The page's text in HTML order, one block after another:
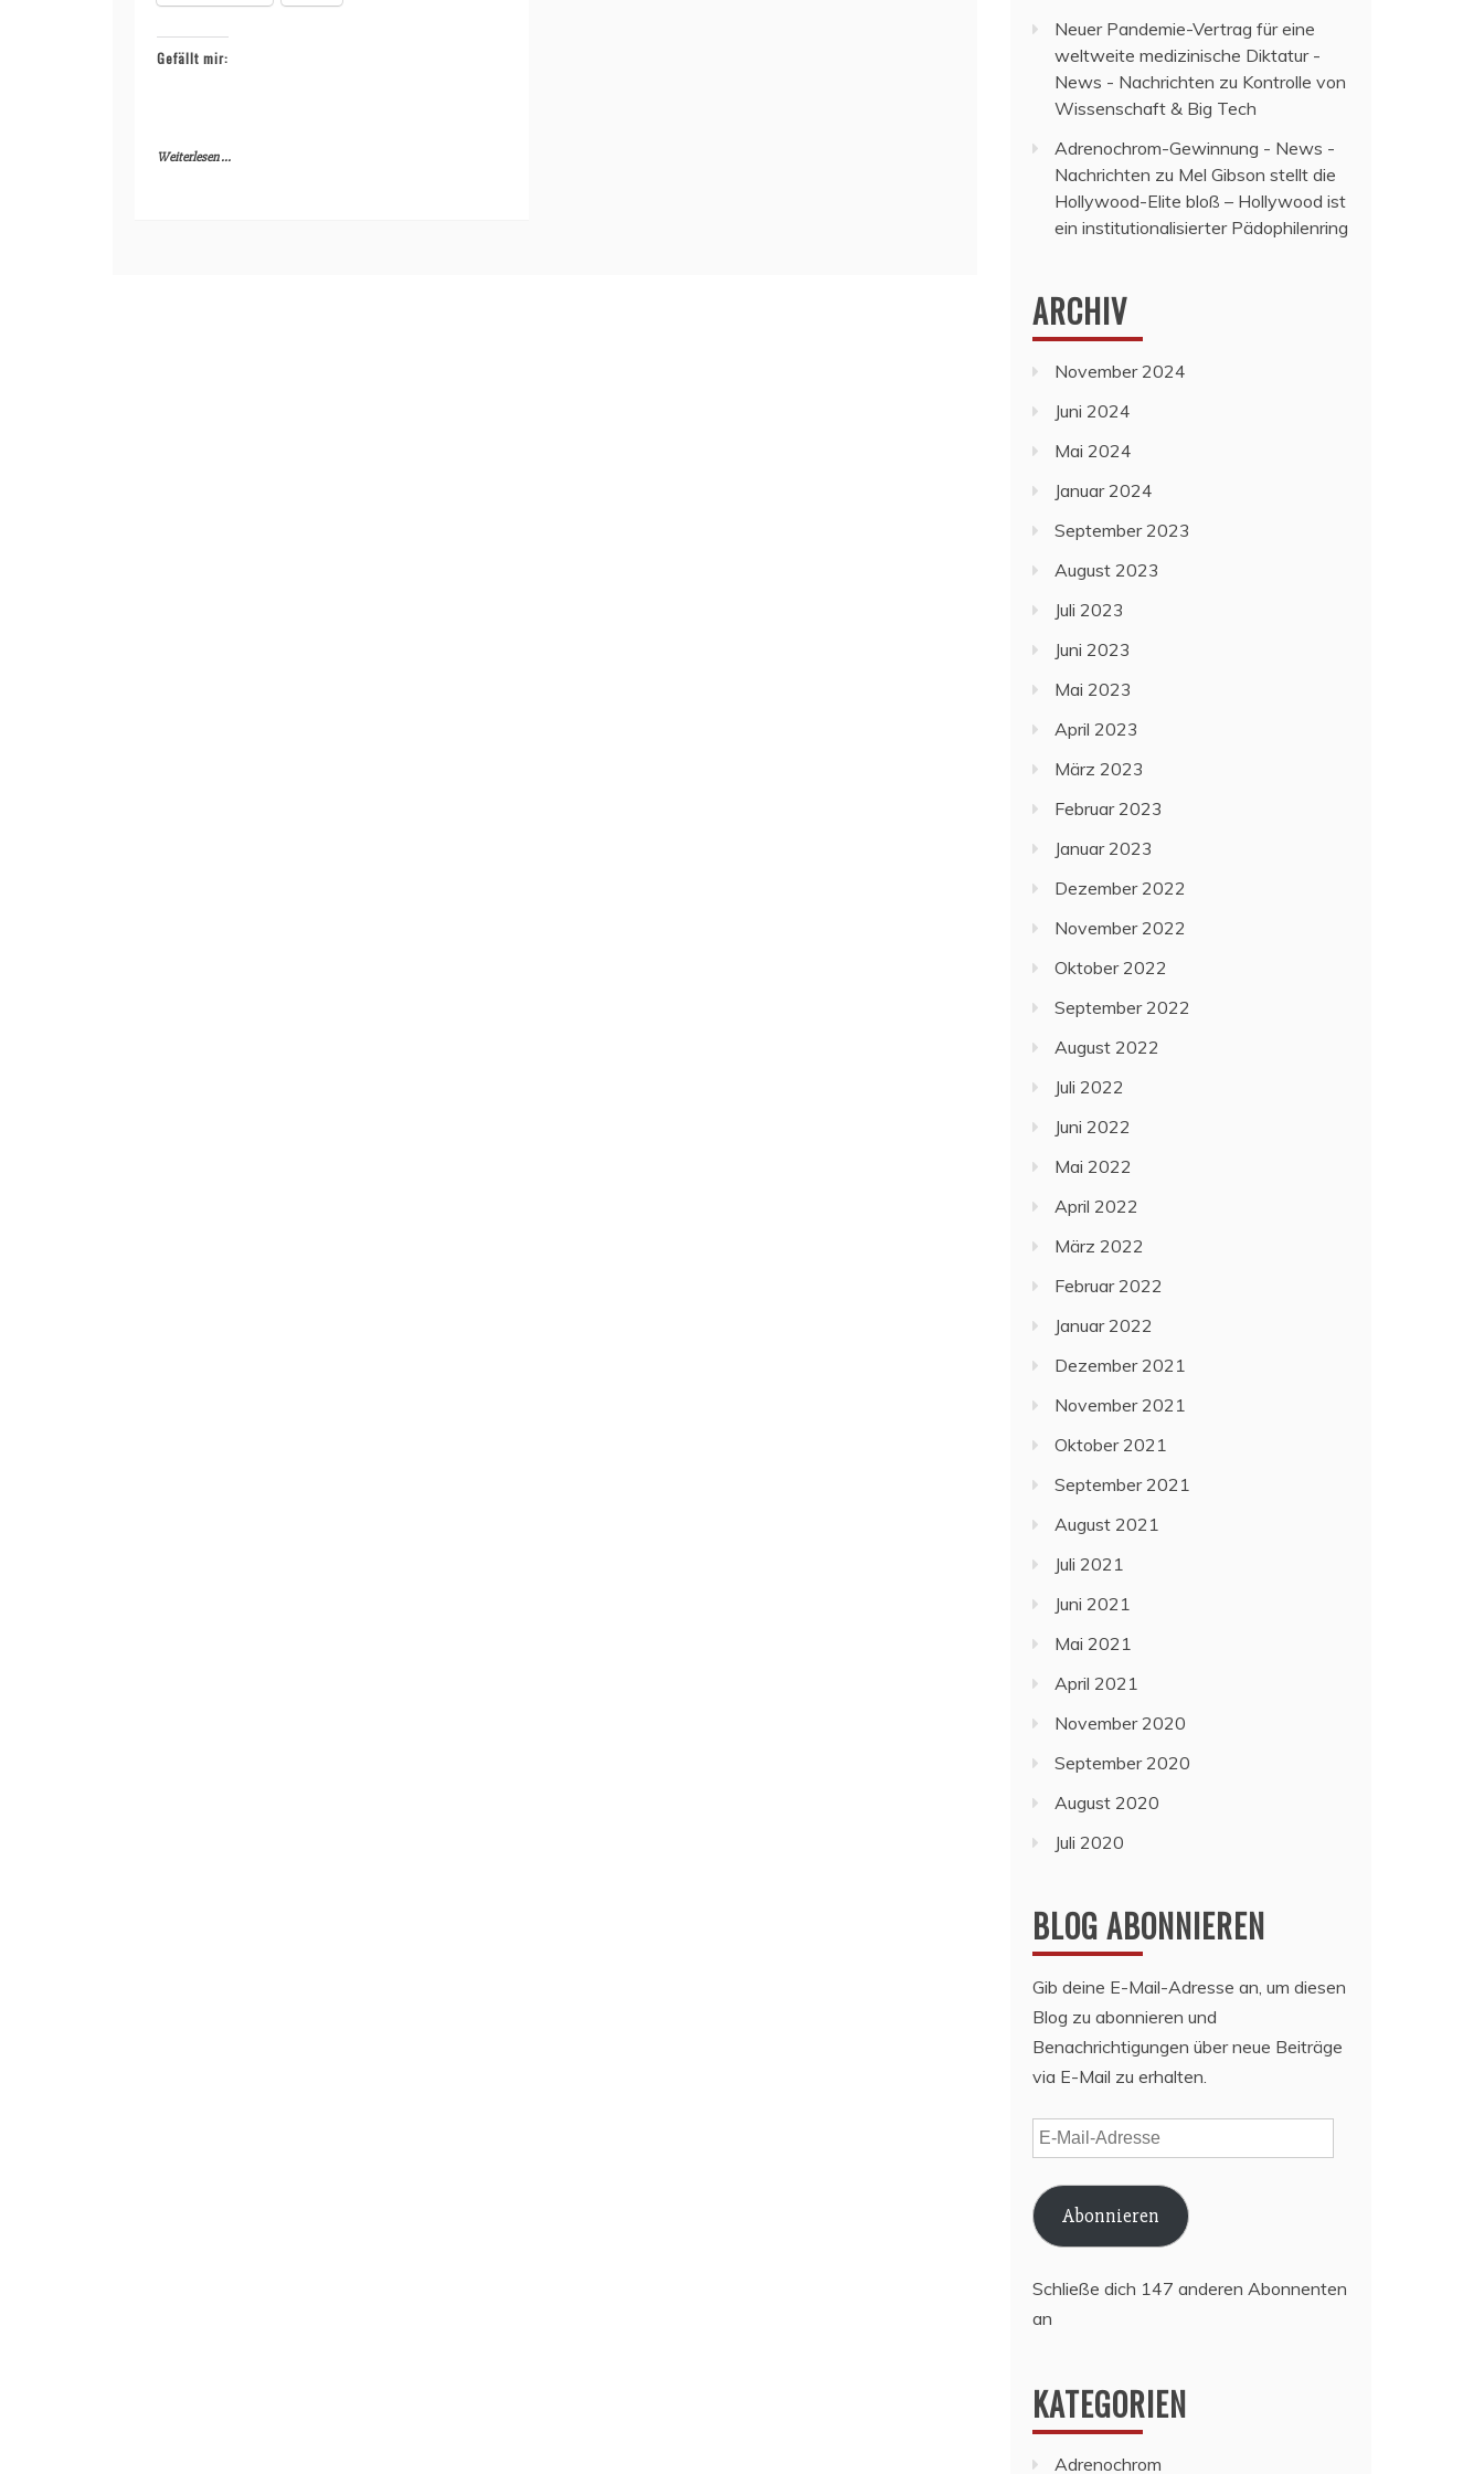
Gefällt mir:
Weiterlesen ...
Neuer Pandemie-Vertrag für eine
weltweite medizinische Diktatur -
News - Nachrichten zu Kontrolle von
Wissenschaft & Big Tech
Adrenochrom-Gewinnung - News -
Nachrichten zu Mel Gibson stellt die
Hollywood-Elite bloß – Hollywood ist
ein institutionalisierter Pädophilenring
ARCHIV
November 2024
Juni 2024
Mai 2024
Januar 2024
September 2023
August 2023
Juli 2023
Juni 2023
Mai 2023
April 2023
März 2023
Februar 2023
Januar 2023
Dezember 2022
November 2022
Oktober 2022
September 2022
August 2022
Juli 2022
Juni 2022
Mai 2022
April 2022
März 2022
Februar 2022
Januar 2022
Dezember 2021
November 2021
Oktober 2021
September 2021
August 2021
Juli 2021
Juni 2021
Mai 2021
April 2021
November 2020
September 2020
August 2020
Juli 2020
BLOG ABONNIEREN
Gib deine E-Mail-Adresse an, um diesen
Blog zu abonnieren und
Benachrichtigungen über neue Beiträge
via E-Mail zu erhalten.
E-
Mail-
Adresse
Abonnieren
Schließe dich 147 anderen Abonnenten
an
KATEGORIEN
Adrenochrom